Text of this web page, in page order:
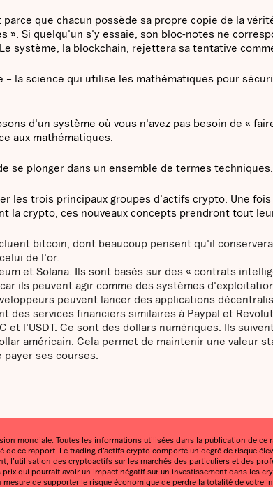
que chacun possède sa propre copie de la
Si quelqu'un s'y essaie, son bloc-notes ne
système, la blockchain, rejettera sa tentative
la science qui utilise les mathématiques pour
d'un système où vous n'avez pas besoin de «
aux mathématiques.
se plonger dans un ensemble de termes techniques.
les trois principaux groupes d'actifs crypto. Une fois
la crypto, ces nouveaux concepts prendront tout
bitcoin, dont beaucoup pensent qu'il
de l'or.
et Solana. Ils sont basés sur des « contrats
ils peuvent agir comme des systèmes
peuvent lancer des applications
des services financiers similaires à Paypal et Revolut.
et l'USDT. Ce sont des dollars numériques. Ils
américain. Cela permet de maintenir une valeur
ses courses.
mondiale. Toutes les informations utilisées dans la publication de
de ce rapport. Le trading d’actifs crypto comporte un degré de risque
l’utilisation des cryptoactifs sur les marchés des particuliers et des
qui pourrait avoir un impact négatif sur un investissement dans les
mesure de supporter le risque économique de perdre la totalité de